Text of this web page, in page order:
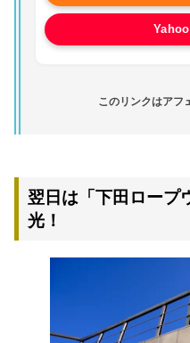
このリンクはアフ
翌日は「下田ロープ
光！